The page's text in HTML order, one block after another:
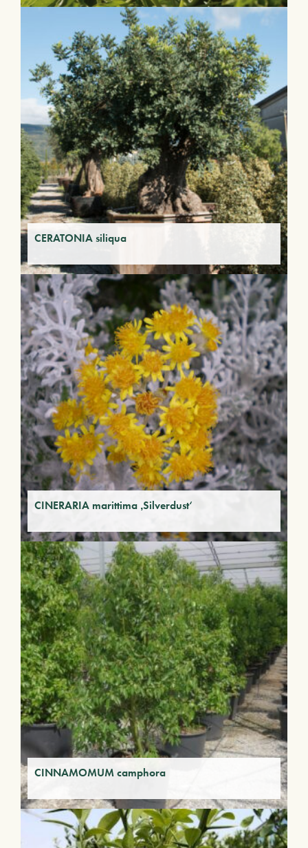
CERATONIA siliqua
CINERARIA marittima ‚Silverdust‘
CINNAMOMUM camphora